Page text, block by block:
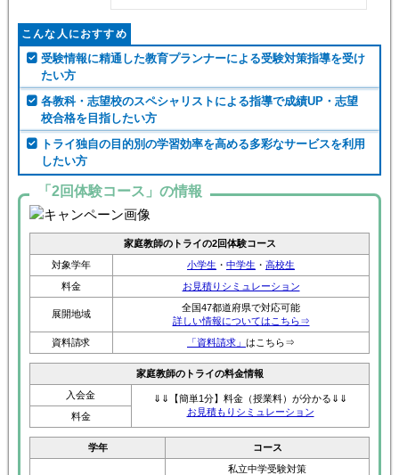
こんな人におすすめ
受験情報に精通した教育プランナーによる受験対策指導を受け
たい方
各教科・志望校のスペシャリストによる指導で成績UP・志望
校合格を目指したい方
トライ独自の目的別の学習効率を高める多彩なサービスを利用
したい方
「2回体験コース」の情報
家庭教師のトライの2回体験コース
対象学年
小学生 ・ 中学生 ・ 高校生
料金
お見積りシミュレーション
展開地域
全国47都道府県で対応可能
詳しい情報についてはこちら⇒
資料請求
「資料請求」 はこちら⇒
家庭教師のトライの料金情報
入会金
⇓⇓【簡単1分】料金（授業料）が分かる⇓⇓
お見積もりシミュレーション
料金
学年 コース
私立中学受験対策